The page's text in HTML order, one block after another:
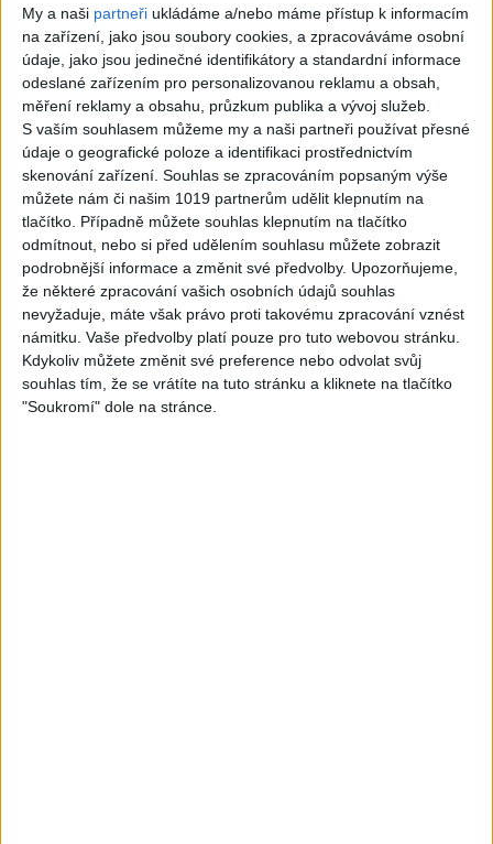
My a naši partneři ukládáme a/nebo máme přístup k informacím
na zařízení, jako jsou soubory cookies, a zpracováváme osobní
údaje, jako jsou jedinečné identifikátory a standardní informace
odeslané zařízením pro personalizovanou reklamu a obsah,
měření reklamy a obsahu, průzkum publika a vývoj služeb.
S vaším souhlasem můžeme my a naši partneři používat přesné
údaje o geografické poloze a identifikaci prostřednictvím
skenování zařízení. Souhlas se zpracováním popsaným výše
můžete nám či našim 1019 partnerům udělit klepnutím na
tlačítko. Případně můžete souhlas klepnutím na tlačítko
odmítnout, nebo si před udělením souhlasu můžete zobrazit
podrobnější informace a změnit své předvolby. Upozorňujeme,
že některé zpracování vašich osobních údajů souhlas
nevyžaduje, máte však právo proti takovému zpracování vznést
námitku. Vaše předvolby platí pouze pro tuto webovou stránku.
Kdykoliv můžete změnit své preference nebo odvolat svůj
souhlas tím, že se vrátíte na tuto stránku a kliknete na tlačítko
"Soukromí" dole na stránce.
Mini band – Dubaj cokolada (
Official video / cover )
1 měsíc ago• 0views
Gipsy - Romské písničky
Gipsy Merry – Aves tu palmande (
Official video/cover
1 měsíc ago• 0views
Gipsy - Romské písničky
Zobrazit více
Možná jste zmeškali